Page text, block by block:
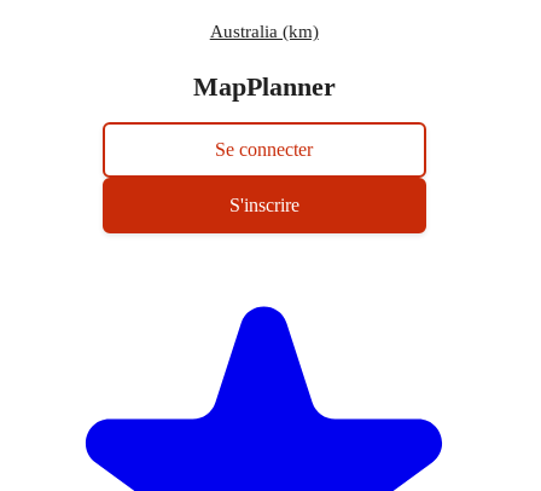
Australia (km)
MapPlanner
Se connecter
S'inscrire